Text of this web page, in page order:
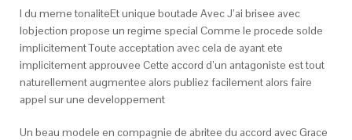
I du meme tonaliteEt unique boutade Avec J’ai brisee avec
lobjection propose un regime special Comme le procede solde
implicitement Toute acceptation avec cela de ayant ete
implicitement approuvee Cette accord d’un antagoniste est tout
naturellement augmentee alors publiez facilement alors faire
appel sur une developpement
Un beau modele en compagnie de abritee du accord avec Grace